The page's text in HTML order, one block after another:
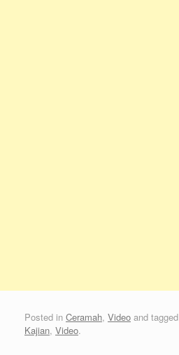
Posted in Ceramah, Video and tagged
Kajian, Video.